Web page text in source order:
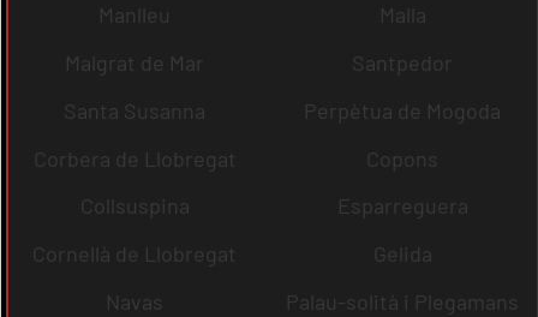
Manlleu
Malla
Malgrat de Mar
Santpedor
Santa Susanna
Perpètua de Mogoda
Corbera de Llobregat
Copons
Collsuspina
Esparreguera
Cornellà de Llobregat
Gelida
Navas
Palau-solità i Plegamans